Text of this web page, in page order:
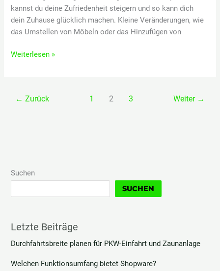
kannst du deine Zufriedenheit steigern und so kann dich
dein Zuhause glücklich machen. Kleine Veränderungen, wie
das Umstellen von Möbeln oder das Hinzufügen von
Mehr
Wie
Weiterlesen »
← Zurück 1 2 3 Weiter →
Suchen
SUCHEN
Letzte Beiträge
Durchfahrtsbreite planen für PKW-Einfahrt und Zaunanlage
Welchen Funktionsumfang bietet Shopware?